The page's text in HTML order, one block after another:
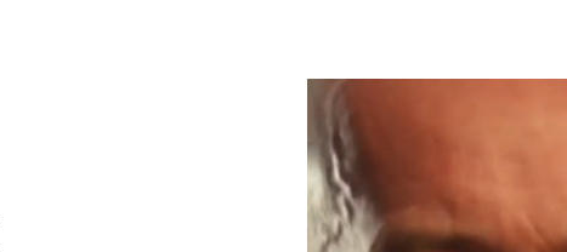
Un home somriu mentre toca la